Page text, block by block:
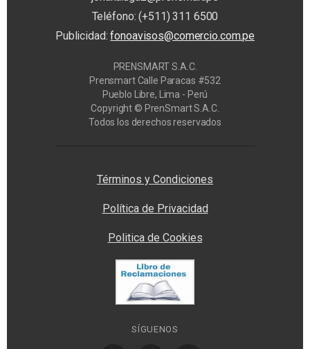
Teléfono: (+511) 311 6500
Publicidad:fonoavisos@comercio.com.pe
PRENSMART S.A.C.
Prensmart Calle Paracas #532
Pueblo Libre, Lima - Perú
Copyright © PrenSmart S.A.C.
Todos los derechos reservados
Términos y Condiciones
Política de Privacidad
Politica de Cookies
SÍGUENOS